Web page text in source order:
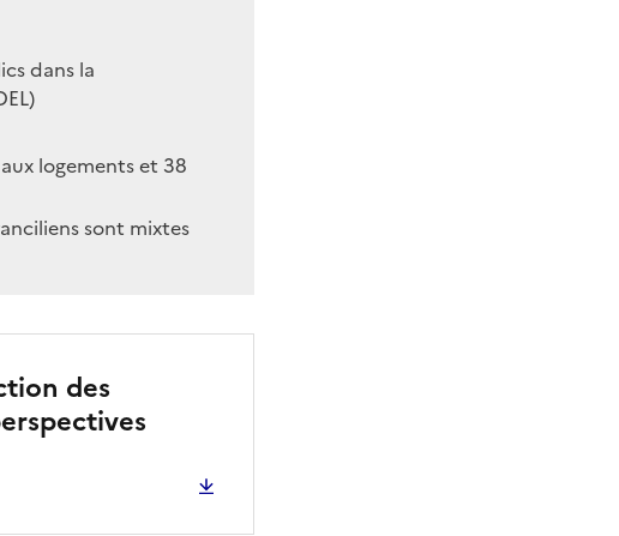
dans la
logements et 38
sont mixtes
des